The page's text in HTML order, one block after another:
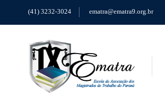
(41) 3232-3024 ematra@ematra9.org.br